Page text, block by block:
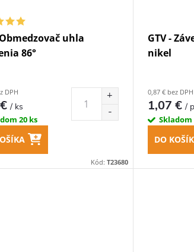
Obmedzovač uhla
86°
DPH
/ ks
20 ks
Kód: T23680
GTV -
nikel
0,87 € bez DPH
1,07 €/
Skladom
DO